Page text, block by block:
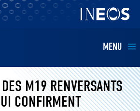
MENU
M19 RENVERSANTS
CONFIRMENT